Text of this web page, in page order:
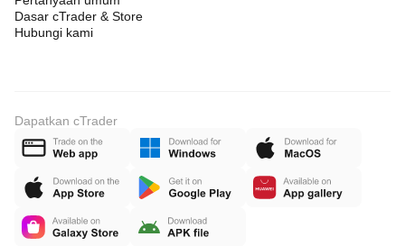
Dasar cTrader & Store
Hubungi kami
Dapatkan cTrader